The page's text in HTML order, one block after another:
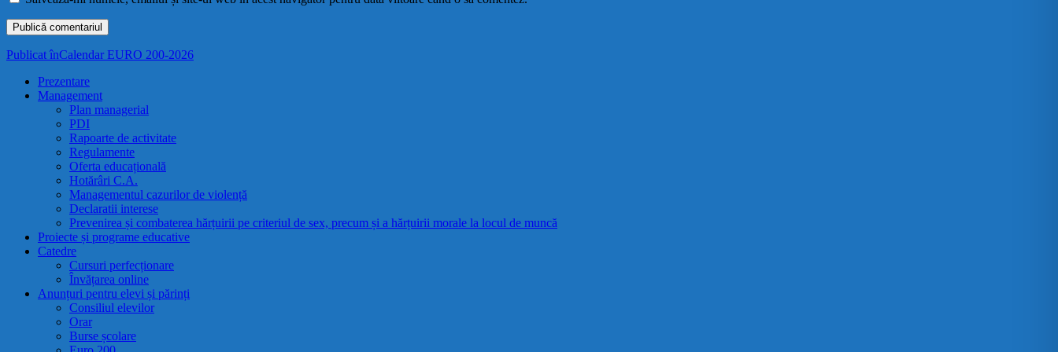
Navigare
articole
Publicat înCalendar EURO 200-2026
Prezentare
Management
Plan managerial
PDI
Rapoarte de activitate
Regulamente
Oferta educațională
Hotărâri C.A.
Managementul cazurilor de violență
Declaratii interese
Prevenirea și combaterea hărțuirii pe criteriul de sex, precum și a hărțuirii morale la locul de muncă
Proiecte și programe educative
Catedre
Cursuri perfecționare
Învățarea online
Anunțuri pentru elevi și părinți
Consiliul elevilor
Orar
Burse școlare